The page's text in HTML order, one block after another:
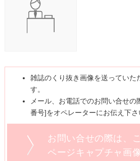
雑誌のくり抜き画像を送っていた
す。
メール、お電話でのお問い合せの
番号]をオペレーターにお伝え下さ
お問い合せの際は、
ページキャプチャ画